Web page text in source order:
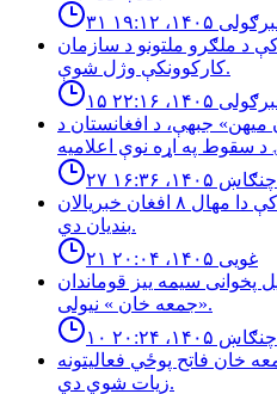
۱۴۰۵، ۱۹:۱۲
د ملګرو ملتونو د سازمان
کارکوونکې وژل شوې.
۱۴۰۵، ۲۲:۱۶
جبهې، د افغانستان د
۲۷ چنګاښ ۱۴۰۵، ۱۶:۳۶
امسو: د طالبانو په زندانونو كې دا مهال ٨ افغان خبريالان
بنديان دي.
۲۱ غویی ۱۴۰۵، ۲۰:۰۴
پخوانى سيمه ييز قوماندان
«جمعه خان » نيولى.
۱۰ چنګاښ ۱۴۰۵، ۲۰:۲۴
خان فاتح پوځي فعالیتونه
زیات شوي دي.